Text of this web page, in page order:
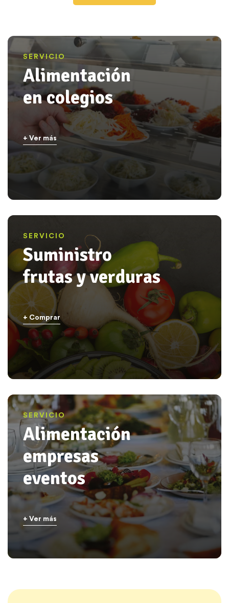
SERVICIO
Alimentación
en colegios
+ Ver más
SERVICIO
Suministro
frutas y verduras
+ Comprar
SERVICIO
Alimentación
empresas
eventos
+ Ver más